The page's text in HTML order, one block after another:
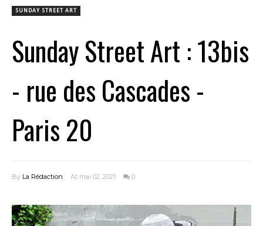
SUNDAY STREET ART
Sunday Street Art : 13bis
- rue des Cascades -
Paris 20
By La Rédaction At mai 02, 2021 0